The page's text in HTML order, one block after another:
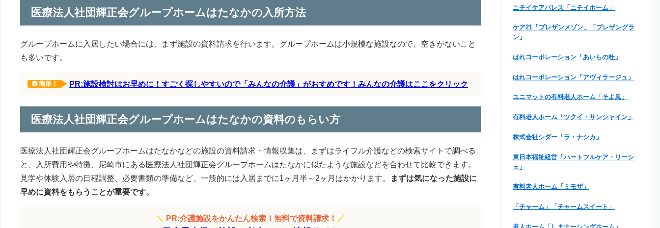
医療法人社団輝正会グループホームはたなかの入所方法
グループホームに入居したい場合には、まず施設の資料請求を行います。グループホームは小規模な施設なので、空きがないこと
も多いです。
簡単！ PR:施設検討はお早めに！すごく探しやすいので「みんなの介護」がおすめです！みんなの介護はここをクリック
医療法人社団輝正会グループホームはたなかの資料のもらい方
医療法人社団輝正会グループホームはたなかなどの施設の資料請求・情報収集は、まずはライフル介護などの検索サイトで調べる
と、入所費用や特徴、尼崎市にある医療法人社団輝正会グループホームはたなかに似たような施設などを合わせて比較できます。
見学や体験入居の日程調整、必要書類の準備など、一般的には入居までに1ヶ月半～2ヶ月はかかります。
まずは気になった施設に
早めに資料をもらうことが重要です。
＼ PR:介護施設をかんたん検索！無料で資料請求！ ／
ニチイケアパレス「ニチイホーム」
ケア21「プレザンメゾン」「プレザングラ
ン」
はれコーポレーション「あいらの杜」
はれコーポレーション「アヴィラージュ」
ユニマットの有料老人ホーム「そよ風」
有料老人ホーム「ツクイ・サンシャイン」
株式会社シダー「ラ・ナシカ」
東日本福祉経営「ハートフルケア・リーシ
ェ」
有料老人ホーム「ミモザ」
「チャーム」「チャームスイート」
老人ホーム「しまナーシングホーム」